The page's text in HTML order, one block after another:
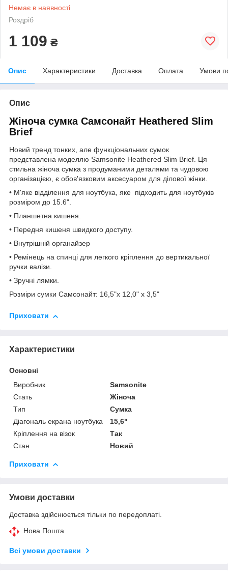
Немає в наявності
Роздріб
1 109 ₴
Опис Характеристики Доставка Оплата Умови
Опис
Жіноча сумкаСамсонайт Heathered Slim
Brief
Новий тренд тонких, але функціональних сумок
представлена моделлю Samsonite Heathered Slim Brief. Ця
стильна жіноча сумка з продуманими деталями та чудовою
організацією, є обов'язковим аксесуаром для ділової жінки.
• М'яке відділення для ноутбука, яке підходить для ноутбуків
розміром до 15.6".
• Планшетна кишеня.
• Передня кишеня швидкого доступу.
• Внутрішній органайзер
• Ремінець на спинці для легкого кріплення до вертикальної
ручки валізи.
• Зручні лямки.
Розміри сумки Самсонайт: 16,5"х 12,0" х 3,5"
Приховати
Характеристики
Основні
Виробник
Samsonite
Стать
Жіноча
Тип
Сумка
Діагональ екрана ноутбука
15,6"
Кріплення на візок
Так
Стан
Новий
Приховати
Умови доставки
Доставка здійснюється тільки по передоплаті.
Нова Пошта
Всі умови доставки